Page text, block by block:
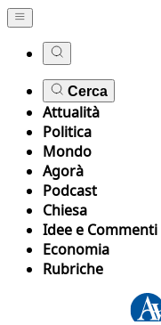
Cerca
Attualità
Politica
Mondo
Agorà
Podcast
Chiesa
Idee e Commenti
Economia
Rubriche